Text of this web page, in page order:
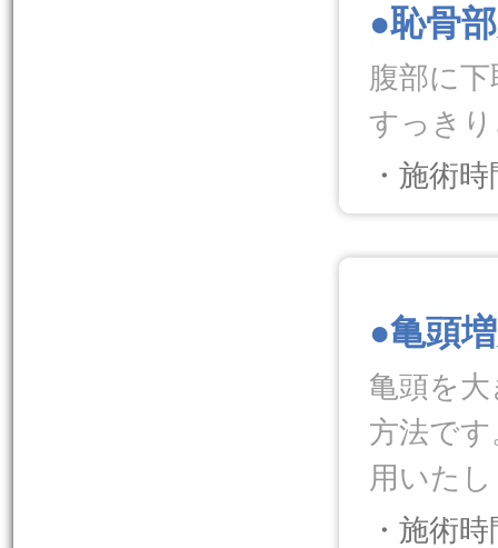
●恥骨
腹部に
すっき
・施術
●亀頭
亀頭を
方法で
用いた
・施術